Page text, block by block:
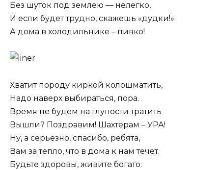
Без шуток под землею — нелегко,
И если будет трудно, скажешь «дудки!»
А дома в холодильнике – пивко!
Хватит породу киркой колошматить,
Надо наверх выбираться, пора.
Время не будем на глупости тратить
Вышли? Поздравим! Шахтерам – УРА!
Ну, а серьезно, спасибо, ребята,
Вам за тепло, что в дома к нам течет.
Будьте здоровы, живите богато.